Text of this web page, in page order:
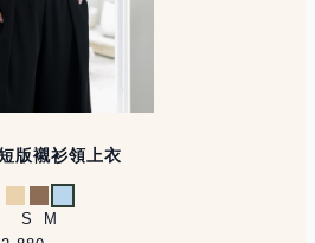
版襯衫領上衣
杏 卡其淺藍
S
M